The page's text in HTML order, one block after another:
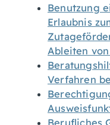
Benutzung
Erlaubnis
Ableiten
Verfahren
Berufliches